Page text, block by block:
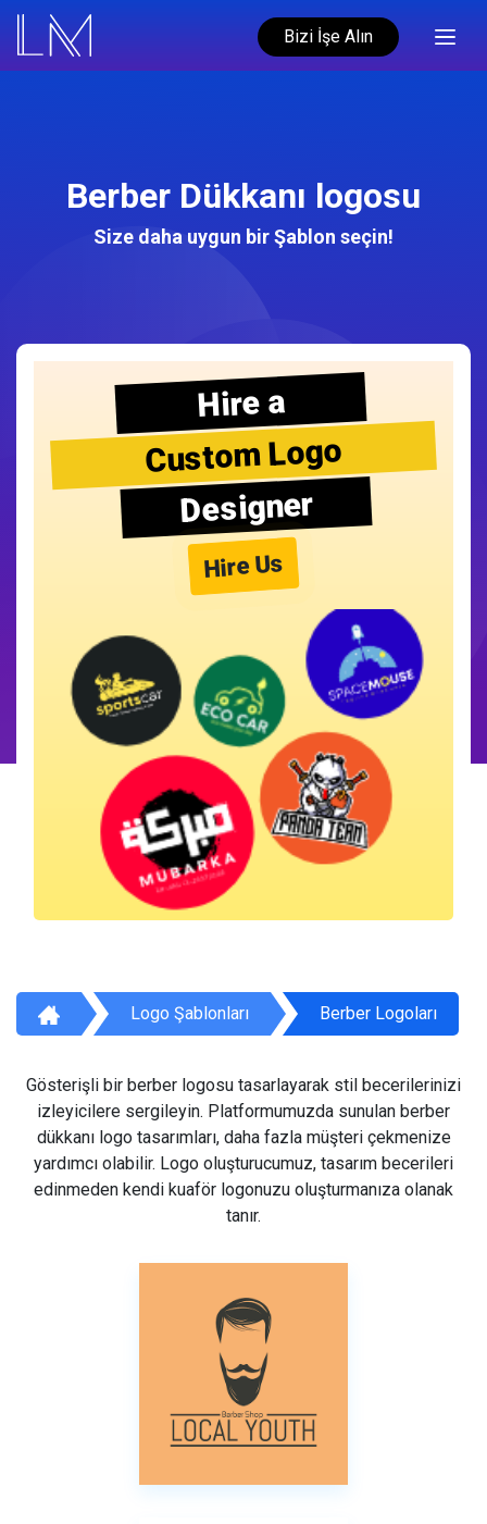
Bizi İşe Alın
Berber Dükkanı logosu
Size daha uygun bir Şablon seçin!
Hire a
Custom Logo
Designer
Hire Us
Logo Şablonları Berber Logoları
Gösterişli bir berber logosu tasarlayarak stil becerilerinizi
izleyicilere sergileyin. Platformumuzda sunulan berber
dükkanı logo tasarımları, daha fazla müşteri çekmenize
yardımcı olabilir. Logo oluşturucumuz, tasarım becerileri
edinmeden kendi kuaför logonuzu oluşturmanıza olanak
tanır.